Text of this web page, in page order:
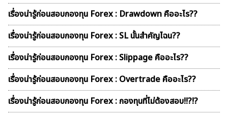
เรื่องน่ารู้ก่อนสอบกองทุน Forex : Drawdown คืออะไร??
เรื่องน่ารู้ก่อนสอบกองทุน Forex : SL นั้นสำคัญไฉน??
เรื่องน่ารู้ก่อนสอบกองทุน Forex : Slippage คืออะไร??
เรื่องน่ารู้ก่อนสอบกองทุน Forex : Overtrade คืออะไร??
เรื่องน่ารู้ก่อนสอบกองทุน Forex : กองทุนที่ไม่ต้องสอบ!!?!?